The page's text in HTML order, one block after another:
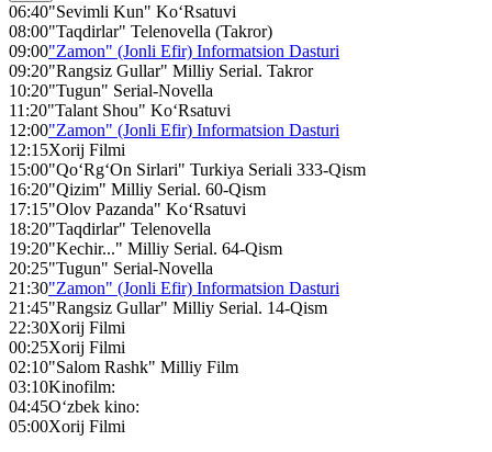
06:40"Sevimli Kun" Ko‘Rsatuvi
08:00"Taqdirlar" Telenovella (Takror)
09:00"Zamon" (Jonli Efir) Informatsion Dasturi
09:20"Rangsiz Gullar" Milliy Serial. Takror
10:20"Tugun" Serial-Novella
11:20"Talant Shou" Ko‘Rsatuvi
12:00"Zamon" (Jonli Efir) Informatsion Dasturi
12:15Xorij Filmi
15:00"Qo‘Rg‘On Sirlari" Turkiya Seriali 333-Qism
16:20"Qizim" Milliy Serial. 60-Qism
17:15"Olov Pazanda" Ko‘Rsatuvi
18:20"Taqdirlar" Telenovella
19:20"Kechir..." Milliy Serial. 64-Qism
20:25"Tugun" Serial-Novella
21:30"Zamon" (Jonli Efir) Informatsion Dasturi
21:45"Rangsiz Gullar" Milliy Serial. 14-Qism
22:30Xorij Filmi
00:25Xorij Filmi
02:10"Salom Rashk" Milliy Film
03:10Kinofilm:
04:45O‘zbek kino:
05:00Xorij Filmi